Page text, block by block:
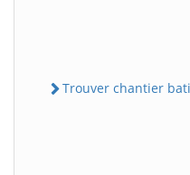
Trouver chantier